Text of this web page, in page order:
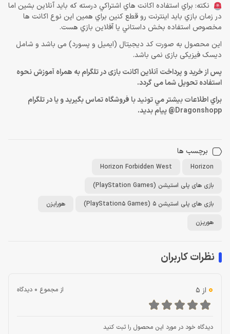
نكته: براي استفاده اكانت هاي اشتراكي درسته كه بايد آنلاين بشين اما
در زمان بازي بايد اينترنت رو قطع كنين براي همين اين نوع اكانت ها
مخصوص استفاده بخش داستاني يا آفلاين بازي هست.
این محصول به صورت کد دیجیتال (ایمیل و پسورد) می باشد و شامل
دیسک فیزیکی بازی نمی باشد.
پس از خرید و پرداخت آنلاین اکانت بازی در تلگرام به همراه آموزش نحوه
استفاده تحویل شما می گردد.
براي اطلاعات بيشتر مي تونيد با فروشگاه تماس بگيريد و يا در تلگرام
Dragonshopp@ پيام بديد.
برچسب ها
Horizon
Horizon Forbidden West
بازی های پلی استیشن (PlayStation Games)
بازی های پلی استیشن 5 (PlayStation5 Games)
هورایزن
هوریزن
نظرات کاربران
0 از 5 از مجموع 0 دیدگاه
دیدگاه خود در مورد این محصول را ثبت کنید